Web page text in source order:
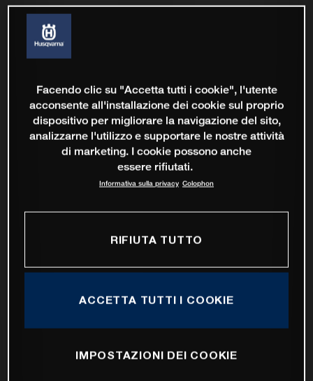
Facendo clic su "Accetta tutti i cookie", l'utente
acconsente all'installazione dei cookie sul proprio
dispositivo per migliorare la navigazione del sito,
analizzarne l'utilizzo e supportare le nostre attività
di marketing. I cookie possono anche
essere rifiutati.
Informativa sulla privacy Colophon
RIFIUTA TUTTO
ACCETTA TUTTI I COOKIE
IMPOSTAZIONI DEI COOKIE